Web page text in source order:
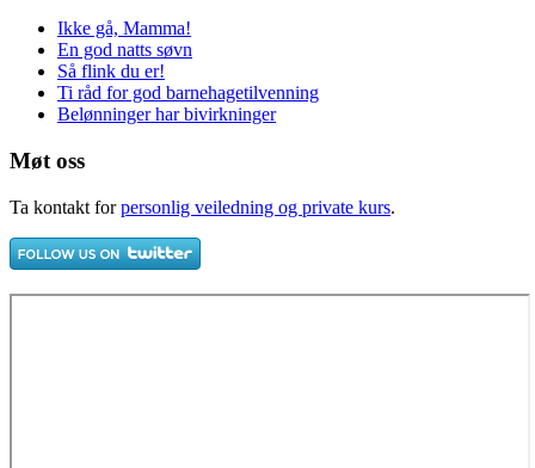
Ikke gå, Mamma!
En god natts søvn
Så flink du er!
Ti råd for god barnehagetilvenning
Belønninger har bivirkninger
Møt oss
Ta kontakt forpersonlig veiledning og private kurs.